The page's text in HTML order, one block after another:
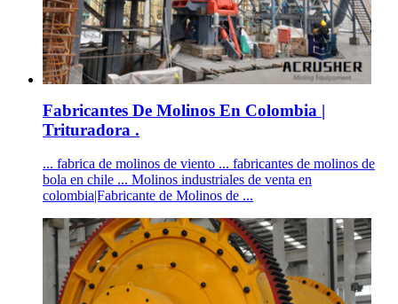
Fabricantes De Molinos En Colombia |
Trituradora .
... fabrica de molinos de viento ... fabricantes de molinos de
bola en chile ... Molinos industriales de venta en
colombia|Fabricante de Molinos de ...